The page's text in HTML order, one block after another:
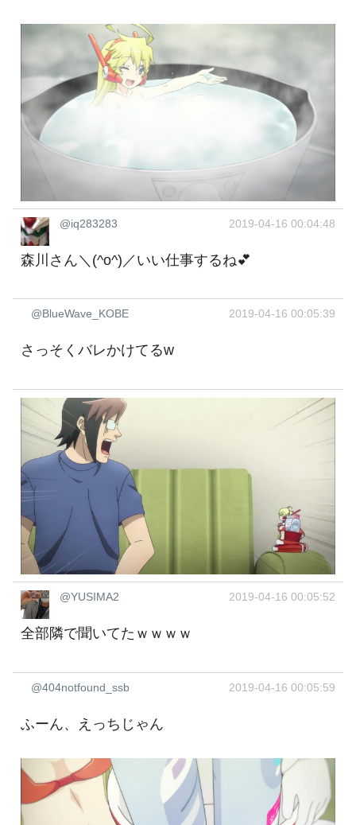
@iq283283 2019-04-16 00:04:48
森川さん＼(^o^)／いい仕事するね💕
@BlueWave_KOBE 2019-04-16 00:05:39
さっそくバレかけてるw
@YUSIMA2 2019-04-16 00:05:52
全部隣で聞いてたｗｗｗｗ
@404notfound_ssb 2019-04-16 00:05:59
ふーん、えっちじゃん